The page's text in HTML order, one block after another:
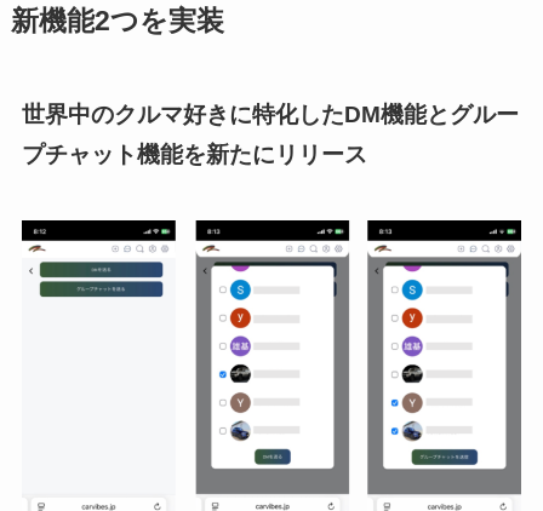
新機能2つを実装
世界中のクルマ好きに特化したDM機能とグルー
プチャット機能を新たにリリース